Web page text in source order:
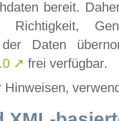
bereit.
Richtigkeit,
der Daten
↗ frei verfügbar.
Hinweisen,